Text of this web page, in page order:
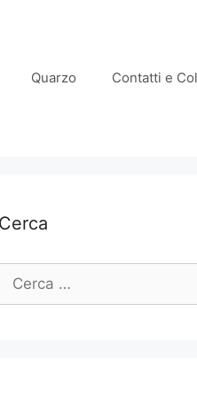
Quarzo Contatti e
Cerca
per: